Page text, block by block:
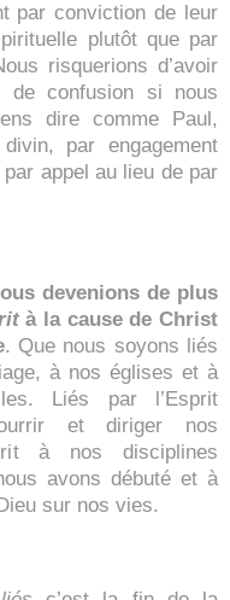
par conviction de leur
plutôt que par
risquerions d’avoir
de confusion si nous
dire comme Paul,
par engagement
appel au lieu de par
devenions de plus
à la cause de Christ
. Que nous soyons
liés
à nos églises et à
Liés par l’Esprit
et diriger nos
à nos disciplines
avons débuté et à
sur nos vies.